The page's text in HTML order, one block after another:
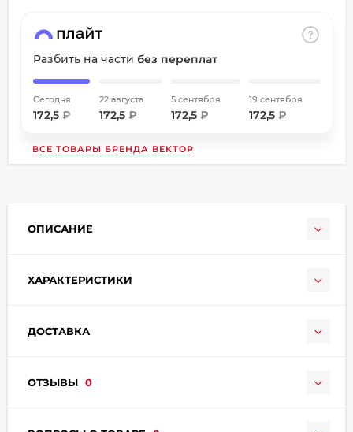
Разбить на части без переплат
Сегодня
172,5 ₽
22 августа
172,5 ₽
5 сентября
172,5 ₽
19 сентября
172,5 ₽
ВСЕ ТОВАРЫ БРЕНДА ВЕКТОР
ОПИСАНИЕ
ХАРАКТЕРИСТИКИ
ДОСТАВКА
ОТЗЫВЫ 0